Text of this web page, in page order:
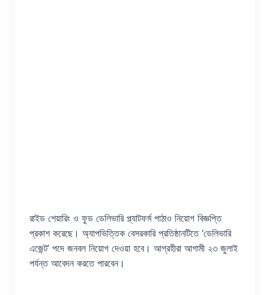
রাইড শেয়ারিং ও ফুড ডেলিভারি প্ল্যাটফর্ম পাঠাও নিয়োগ বিজ্ঞপ্তি
প্রকাশ করেছে। অ্যাপভিত্তিক বেসরকারি প্রতিষ্ঠানটিতে ‘ডেলিভারি
এজেন্ট’ পদে জনবল নিয়োগ দেওয়া হবে। আগ্রহীরা আগামী ২৩ জুলাই
পর্যন্ত আবেদন করতে পারবেন।